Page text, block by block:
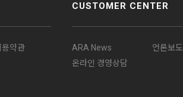
용약관
CUSTOMER CENTER
ARA News
언론보도
온라인 경영상담